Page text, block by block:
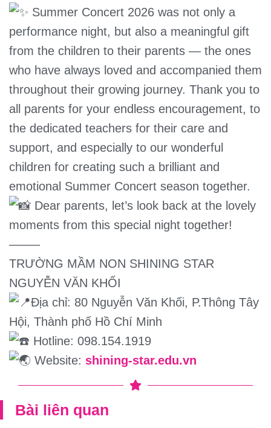
Summer Concert 2026 was not only a
performance night, but also a meaningful gift
from the children to their parents — the ones
who have always loved and accompanied them
throughout their growing journey. Thank you to
all parents for your endless encouragement, to
the dedicated teachers for their care and
support, and especially to our wonderful
children for creating such a brilliant and
emotional Summer Concert season together.
Dear parents, let’s look back at the lovely
moments from this special night together!
——–
TRƯỜNG MẦM NON SHINING STAR
NGUYỄN VĂN KHỐI
Địa chỉ: 80 Nguyễn Văn Khối, P.Thông Tây
Hội, Thành phố Hồ Chí Minh
Hotline: 098.154.1919
Website: shining-star.edu.vn
Bài liên quan